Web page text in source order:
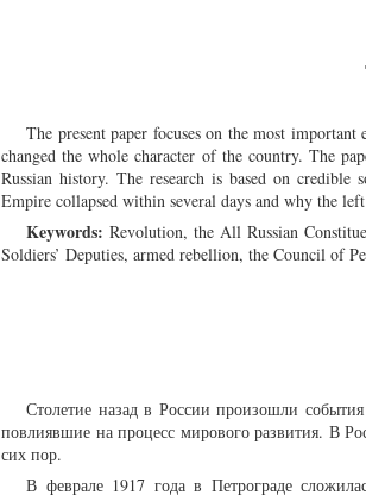
The present paper focuses on the most
changed the whole character of the country. The
Russian history. The research is based on
Empire collapsed within several days and why the
Keywords: Revolution, the All Russian
Soldiers’ Deputies, armed rebellion, the Council of
Столетие назад в России произошли
повлиявшие на процесс мирового развития. В
сих пор.
В феврале 1917 года в Петрограде